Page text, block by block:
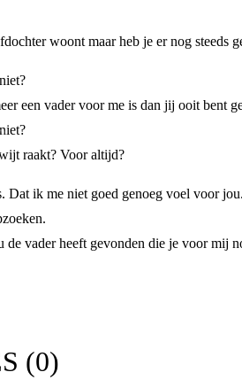
woont maar heb je er nog steeds
een vader voor me is dan jij ooit bent
raakt? Voor altijd?
Dat ik me niet goed genoeg voel voor jou.
vader heeft gevonden die je voor mij
(0)